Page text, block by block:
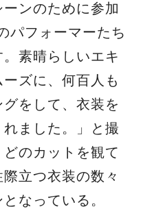
ンのために参加
パフォーマーたち
素晴らしいエキ
ズに、何百人も
をして、衣装を
ました。」と撮
のカットを観て
立つ衣装の数々
なっている。